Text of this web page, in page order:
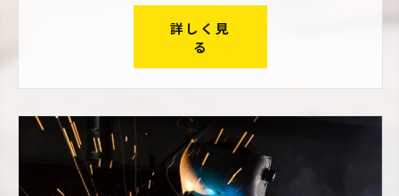
詳しく見
る